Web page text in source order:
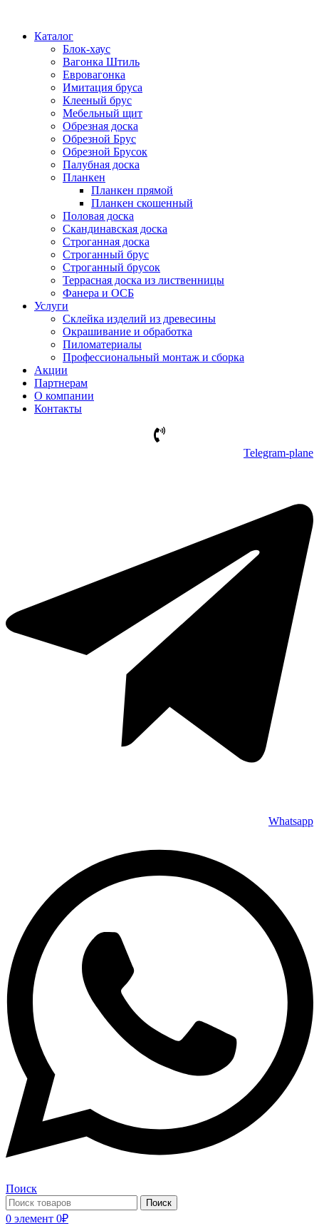
Каталог
Блок-хаус
Вагонка Штиль
Евровагонка
Имитация бруса
Клееный брус
Мебельный щит
Обрезная доска
Обрезной Брус
Обрезной Брусок
Палубная доска
Планкен
Планкен прямой
Планкен скошенный
Половая доска
Скандинавская доска
Строганная доска
Строганный брус
Строганный брусок
Террасная доска из лиственницы
Фанера и ОСБ
Услуги
Склейка изделий из древесины
Окрашивание и обработка
Пиломатериалы
Профессиональный монтаж и сборка
Акции
Партнерам
О компании
Контакты
Telegram-plane
Whatsapp
Поиск
Поиск
0 элемент 0₽